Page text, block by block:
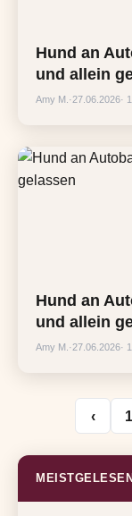
Hund an
und allein
Amy M. ·27.06.2026·
Hund an
und allein
Amy M. ·27.06.2026·
‹ 1
MEISTGELESEN